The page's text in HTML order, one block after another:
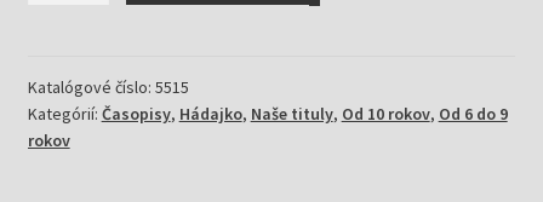
lietajúca
lokomotíva
(Mlčochová,
Katalógové číslo: 5515
Kategórií: Časopisy, Hádajko, Naše tituly, Od 10 rokov, Od 6 do 9
rokov